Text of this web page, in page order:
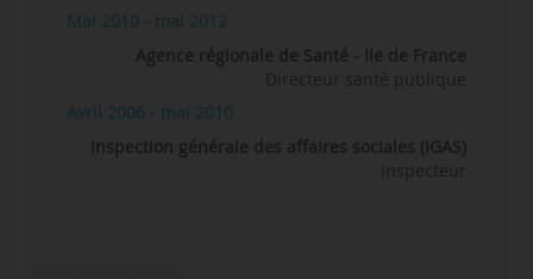
Mai 2010 - mai 2012
Agence régionale de Santé - Ile de France
Directeur santé publique
Avril 2006 - mai 2010
Inspection générale des affaires sociales (IGAS)
Inspecteur